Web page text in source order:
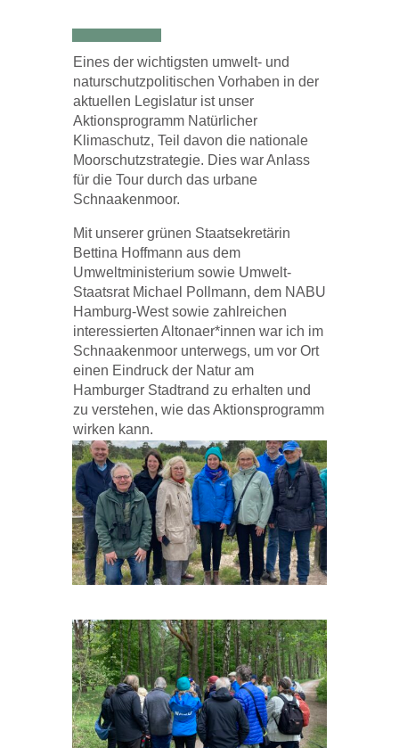
Eines der wichtigsten umwelt- und
naturschutzpolitischen Vorhaben in der
aktuellen Legislatur ist unser
Aktionsprogramm Natürlicher
Klimaschutz, Teil davon die nationale
Moorschutzstrategie. Dies war Anlass
für die Tour durch das urbane
Schnaakenmoor.
Mit unserer grünen Staatsekretärin
Bettina Hoffmann aus dem
Umweltministerium sowie Umwelt-
Staatsrat Michael Pollmann, dem NABU
Hamburg-West sowie zahlreichen
interessierten Altonaer*innen war ich im
Schnaakenmoor unterwegs, um vor Ort
einen Eindruck der Natur am
Hamburger Stadtrand zu erhalten und
zu verstehen, wie das Aktionsprogramm
wirken kann.